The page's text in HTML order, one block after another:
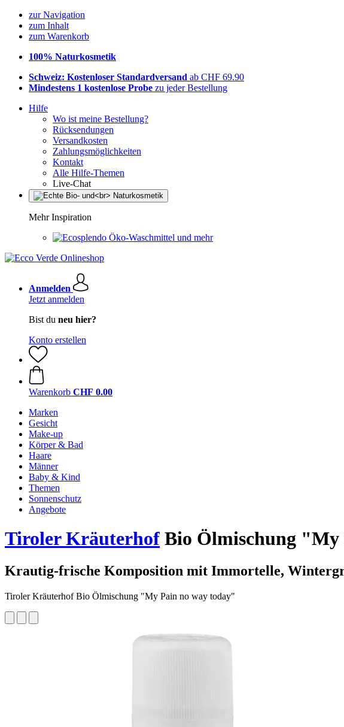
zur Navigation
zum Inhalt
zum Warenkorb
100% Naturkosmetik
Schweiz: Kostenloser Standardversand ab CHF 69.90
Mindestens 1 kostenlose Probe zu jeder Bestellung
Hilfe
Wo ist meine Bestellung?
Rücksendungen
Versandkosten
Zahlungsmöglichkeiten
Kontakt
Alle Hilfe-Themen
Live-Chat
Mehr Inspiration
Öko-Waschmittel und mehr
Anmelden
Jetzt anmelden
Bist du neu hier?
Konto erstellen
Warenkorb CHF 0.00
Marken
Gesicht
Make-up
Körper & Bad
Haare
Männer
Baby & Kind
Themen
Sonnenschutz
Angebote
Tiroler Kräuterhof Bio Ölmischung "My
Krautig-frische Komposition mit Immortelle,
Tiroler Kräuterhof Bio Ölmischung "My Pain no way today"